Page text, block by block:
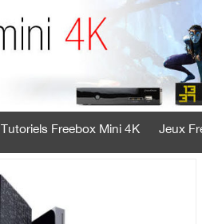
Tutoriels Freebox Mini 4K Jeux